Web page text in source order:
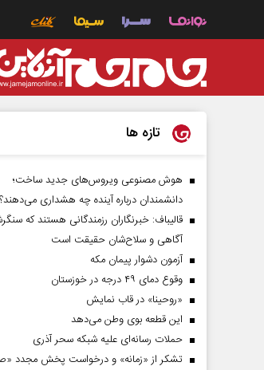
تازه ها
هوش مصنوعی ویروس‌های جدید ساخت؛
دانشمندان درباره آینده چه هشداری می‌دهند؟
قالیباف: خبرنگاران رزمندگانی هستند که
آگاهی و سلاح‌شان حقیقت است
آزمون دشوار پیمان مکه
وقوع دمای ۴۹ درجه در خوزستان
«روحینا» در قاب نمایش
این قطعه بوی وطن می‌دهد
حملات رسانه‌ای علیه شبکه سحر آذری
تشکر از «زمانه» و درخواست پخش مجدد